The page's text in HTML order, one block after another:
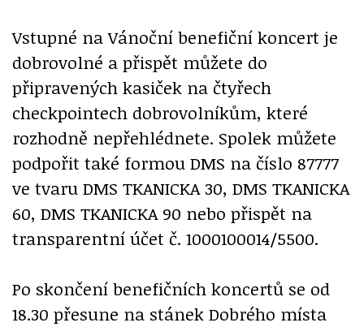
Vstupné na Vánoční benefiční koncert je
dobrovolné a přispět můžete do
připravených kasiček na čtyřech
checkpointech dobrovolníkům, které
rozhodně nepřehlédnete. Spolek můžete
podpořit také formou DMS na číslo 87777
ve tvaru DMS TKANICKA 30, DMS TKANICKA
60, DMS TKANICKA 90 nebo přispět na
transparentní účet č. 1000100014/5500.
Po skončení benefičních koncertů se od
18.30 přesune na stánek Dobrého místa